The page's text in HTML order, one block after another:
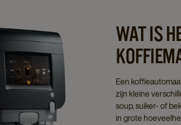
WAT IS
Een
zijn kleine
soup, suiker- of
in grote